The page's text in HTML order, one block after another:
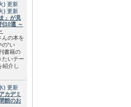
) 更新
) 更新
」が見
10選 ～
んの本を
の“い
書籍の
たいテー
紹介し
) 更新
カデミ
館のお